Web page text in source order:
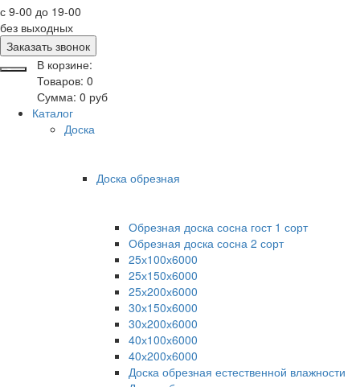
с 9-00 до 19-00
без выходных
Заказать звонок
В корзине:
Товаров: 0
Сумма: 0 руб
Каталог
Доска
Доска обрезная
Обрезная доска сосна гост 1 сорт
Обрезная доска сосна 2 сорт
25х100х6000
25х150х6000
25х200х6000
30х150х6000
30х200х6000
40х100х6000
40х200х6000
Доска обрезная естественной влажности